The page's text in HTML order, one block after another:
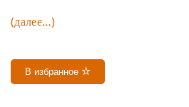
(далее…)
В избранное